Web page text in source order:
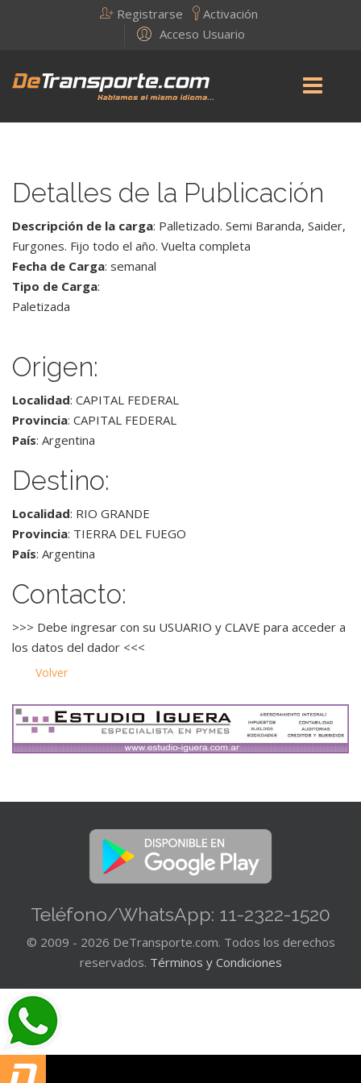
Registrarse
Activación
Acceso Usuario
Detalles de la Publicación
Descripción de la carga: Palletizado. Semi Baranda, Saider,
Furgones. Fijo todo el año. Vuelta completa
Fecha de Carga: semanal
Tipo de Carga:
Paletizada
Origen:
Localidad: CAPITAL FEDERAL
Provincia: CAPITAL FEDERAL
País: Argentina
Destino:
Localidad: RIO GRANDE
Provincia: TIERRA DEL FUEGO
País: Argentina
Contacto:
>>> Debe ingresar con su USUARIO y CLAVE para acceder a
los datos del dador <<<
Volver
Teléfono/WhatsApp: 11-2322-1520
© 2009 - 2026 DeTransporte.com. Todos los derechos
reservados. Términos y Condiciones